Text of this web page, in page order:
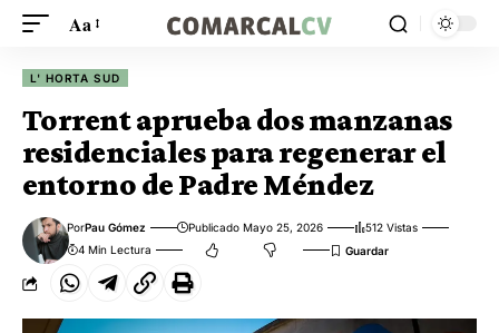
Aa
L' HORTA SUD
Torrent aprueba dos manzanas
residenciales para regenerar el
entorno de Padre Méndez
PorPau Gómez Publicado Mayo 25, 2026
512 Vistas
4 Min Lectura